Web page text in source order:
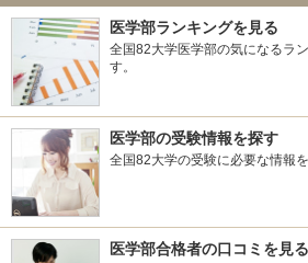
医学部ランキングを見る
全国82大学医学部の気になるラ
す。
医学部の受験情報を探す
全国82大学の受験に必要な情報
医学部合格者の口コミを見る